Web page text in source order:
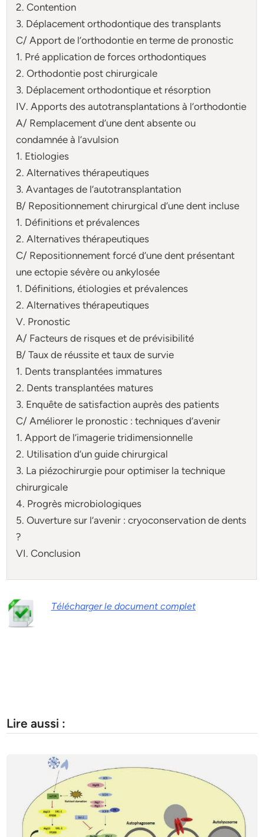
2. Contention
3. Déplacement orthodontique des transplants
C/ Apport de l’orthodontie en terme de pronostic
1. Pré application de forces orthodontiques
2. Orthodontie post chirurgicale
3. Déplacement orthodontique et résorption
IV. Apports des autotransplantations à l’orthodontie
A/ Remplacement d’une dent absente ou
condamnée à l’avulsion
1. Etiologies
2. Alternatives thérapeutiques
3. Avantages de l’autotransplantation
B/ Repositionnement chirurgical d’une dent incluse
1. Définitions et prévalences
2. Alternatives thérapeutiques
C/ Repositionnement forcé d’une dent présentant
une ectopie sévère ou ankylosée
1. Définitions, étiologies et prévalences
2. Alternatives thérapeutiques
V. Pronostic
A/ Facteurs de risques et de prévisibilité
B/ Taux de réussite et taux de survie
1. Dents transplantées immatures
2. Dents transplantées matures
3. Enquête de satisfaction auprès des patients
C/ Améliorer le pronostic : techniques d’avenir
1. Apport de l’imagerie tridimensionnelle
2. Utilisation d’un guide chirurgical
3. La piézochirurgie pour optimiser la technique
chirurgicale
4. Progrès microbiologiques
5. Ouverture sur l’avenir : cryoconservation de dents
?
VI. Conclusion
Télécharger le document complet
Lire aussi :